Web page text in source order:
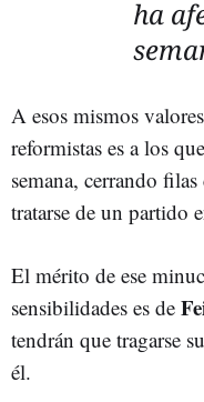
ha
A esos mismos
reformistas es a los
semana, cerrando
tratarse de un partido
El mérito de ese
sensibilidades es de
tendrán que tragarse
él.